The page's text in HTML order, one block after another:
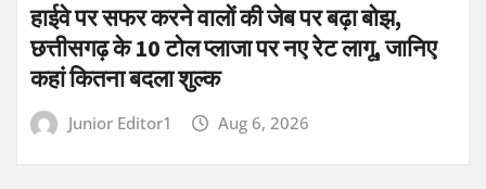
हाईवे पर सफर करने वालों की जेब पर बढ़ा बोझ,
छत्तीसगढ़ के 10 टोल प्लाजा पर नए रेट लागू, जानिए
कहां कितना बदला शुल्क
Junior Editor1 Aug 6, 2026